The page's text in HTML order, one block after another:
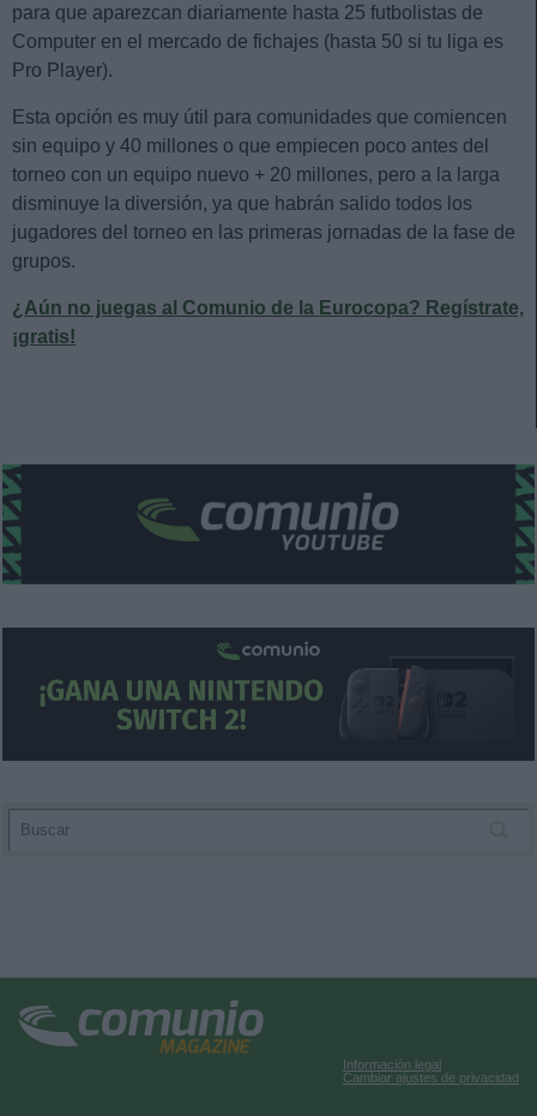
para que aparezcan diariamente hasta 25 futbolistas de
Computer en el mercado de fichajes (hasta 50 si tu liga es
Pro Player).
Esta opción es muy útil para comunidades que comiencen
sin equipo y 40 millones o que empiecen poco antes del
torneo con un equipo nuevo + 20 millones, pero a la larga
disminuye la diversión, ya que habrán salido todos los
jugadores del torneo en las primeras jornadas de la fase de
grupos.
¿Aún no juegas al Comunio de la Eurocopa? Regístrate,
¡gratis!
Información legal
Cambiar ajustes de privacidad